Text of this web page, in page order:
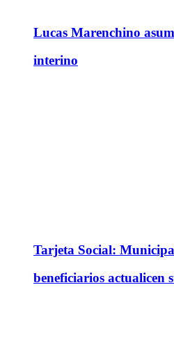
Lucas Marenchino
interino
Tarjeta Social:
beneficiarios actualicen